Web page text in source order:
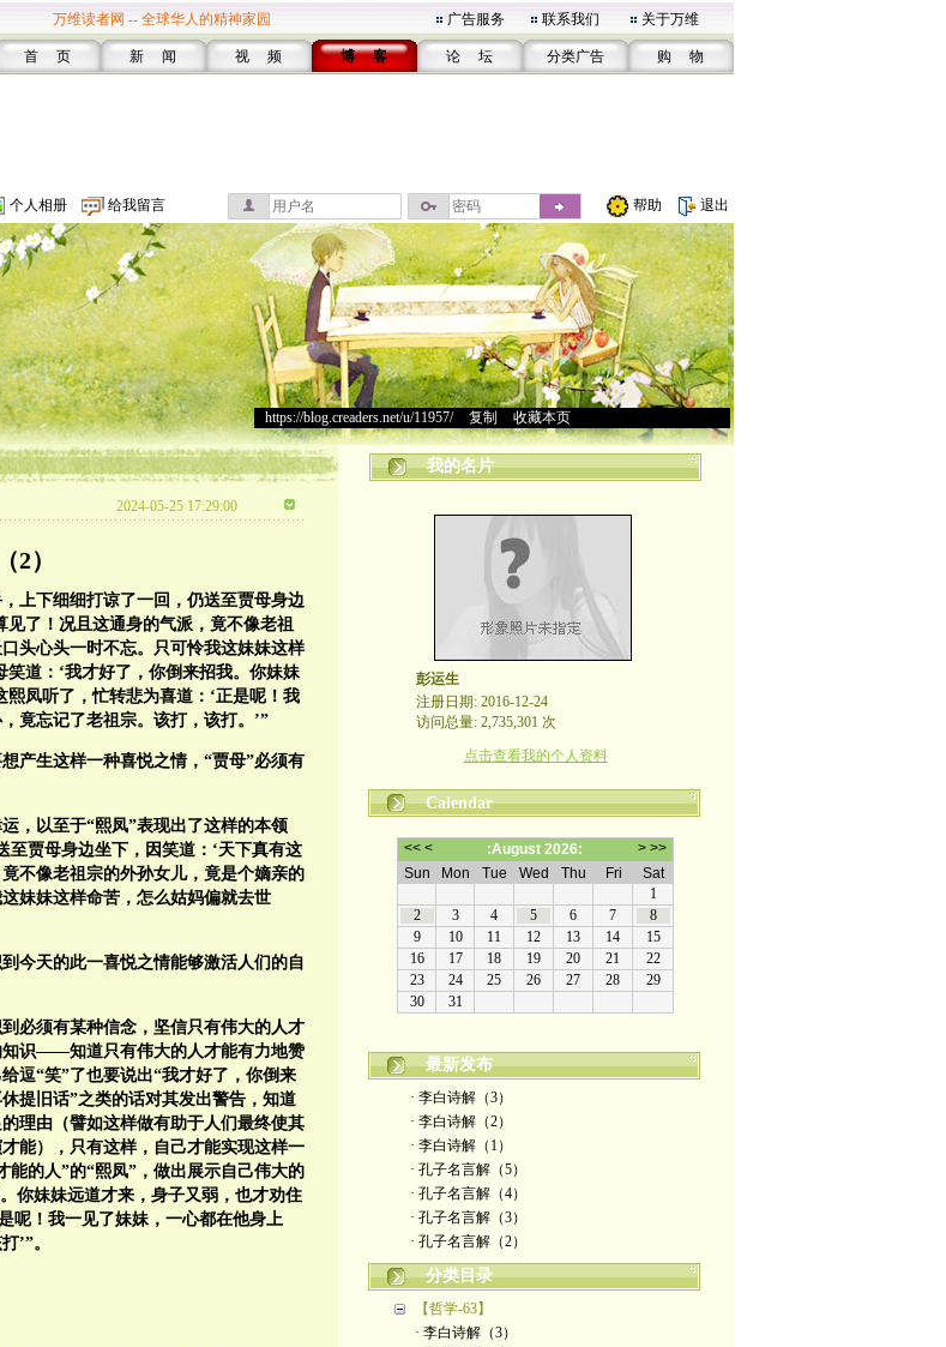
万维读者网 -- 全球华人的精神家园 广告服务 联系我们 关于万维
首 页 新 闻 视 频 博 客 论 坛 分类广告 购 物
个人相册 给我留言 帮助 退出
https://blog.creaders.net/u/11957/> 复制 收藏本页
2024-05-25 17:29:00
2）
上下细细打谅了一回，仍送至贾母身边
了！况且这通身的气派，竟不像老祖
头心头一时不忘。只可怜我这妹妹这样
道：‘我才好了，你倒来招我。你妹妹
凤听了，忙转悲为喜道：‘正是呢！我
竟忘记了老祖宗。该打，该打。’”
产生这样一种喜悦之情，“贾母”必须有
，以至于“熙凤”表现出了这样的本领
贾母身边坐下，因笑道：‘天下真有这
不像老祖宗的外孙女儿，竟是个嫡亲的
妹妹这样命苦，怎么姑妈偏就去世
今天的此一喜悦之情能够激活人们的自
必须有某种信念，坚信只有伟大的人才
知识——知道只有伟大的人才能有力地赞
逗“笑”了也要说出“我才好了，你倒来
提旧话”之类的话对其发出警告，知道
理由（譬如这样做有助于人们最终使其
能），只有这样，自己才能实现这样一
的人”的“熙凤”，做出展示自己伟大的
你妹妹远道才来，身子又弱，也才劝住
呢！我一见了妹妹，一心都在他身上
’”。
我的名片
彭运生
注册日期: 2016-12-24
访问总量: 2,735,301 次
点击查看我的个人资料
Calendar
最新发布
· 李白诗解（3）
· 李白诗解（2）
· 李白诗解（1）
· 孔子名言解（5）
· 孔子名言解（4）
· 孔子名言解（3）
· 孔子名言解（2）
分类目录
【哲学-63】
· 李白诗解（3）